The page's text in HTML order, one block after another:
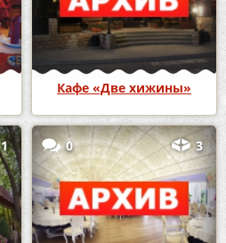
Кафе «Две хижины»
1 0 3